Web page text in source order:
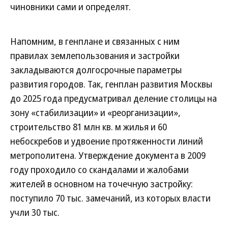
чиновники сами и определят.
Напомним, в генплане и связанных с ним
правилах землепользования и застройки
закладываются долгосрочные параметры
развития городов. Так, генплан развития Москвы
до 2025 года предусматривал деление столицы на
зону «стабилизации» и «реорганизации»,
строительство 81 млн кв. м жилья и 60
небоскребов и удвоение протяженности линий
метрополитена. Утверждение документа в 2009
году проходило со скандалами и жалобами
жителей в основном на точечную застройку:
поступило 70 тыс. замечаний, из которых власти
учли 30 тыс.